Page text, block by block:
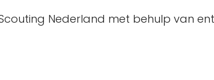
Nederland met behulp van